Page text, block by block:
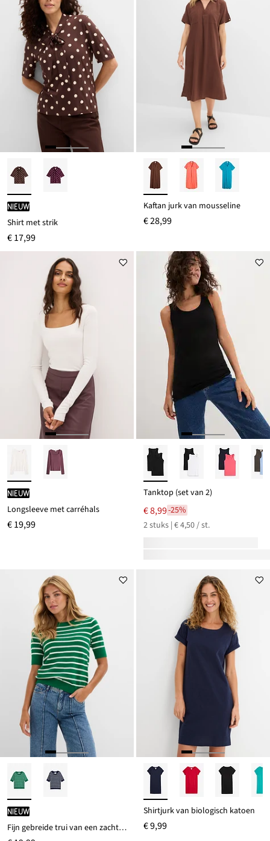
Nieuw
Shirt met strik
€ 17,99
Kaftan jurk van mousseline
€ 28,99
Nieuw
Longsleeve met carréhals
€ 19,99
Tanktop (set van 2)
€ 8,99-25%
2 stuks | € 4,50 / st.
Nieuw
Fijn gebreide trui van een zachte viscosemix
Shirtjurk van biologisch katoen
€ 9,99